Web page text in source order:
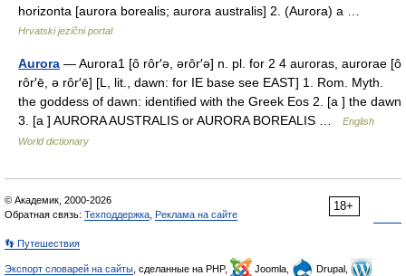
horizonta [aurora borealis; aurora australis] 2. (Aurora) a …
Hrvatski jezični portal
Aurora — Aurora1 [ô rôr′ə, ərôr′ə] n. pl. for 2 4 auroras, aurorae [ô
rôr′ē, ə rôr′ē] [L, lit., dawn: for IE base see EAST] 1. Rom. Myth.
the goddess of dawn: identified with the Greek Eos 2. [a ] the dawn
3. [a ] AURORA AUSTRALIS or AURORA BOREALIS …
English
World dictionary
18+
© Академик, 2000-2026
Обратная связь: Техподдержка Реклама на сайте
👣 Путешествия
Экспорт словарей на сайты , сделанные на PHP, Joomla,
Drupal,